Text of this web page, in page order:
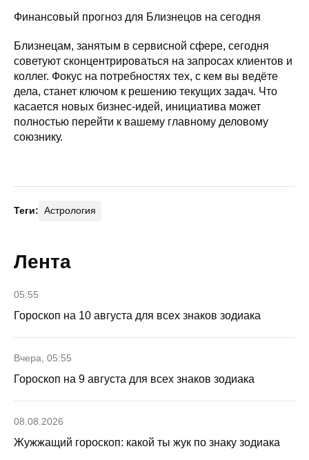
Финансовый прогноз для Близнецов на сегодня
Близнецам, занятым в сервисной сфере, сегодня
советуют сконцентрироваться на запросах клиентов и
коллег. Фокус на потребностях тех, с кем вы ведёте
дела, станет ключом к решению текущих задач. Что
касается новых бизнес-идей, инициатива может
полностью перейти к вашему главному деловому
союзнику.
Теги: Астрология
Лента
05:55
Гороскоп на 10 августа для всех знаков зодиака
Вчера, 05:55
Гороскоп на 9 августа для всех знаков зодиака
08.08.2026
Жужжащий гороскоп: какой ты жук по знаку зодиака